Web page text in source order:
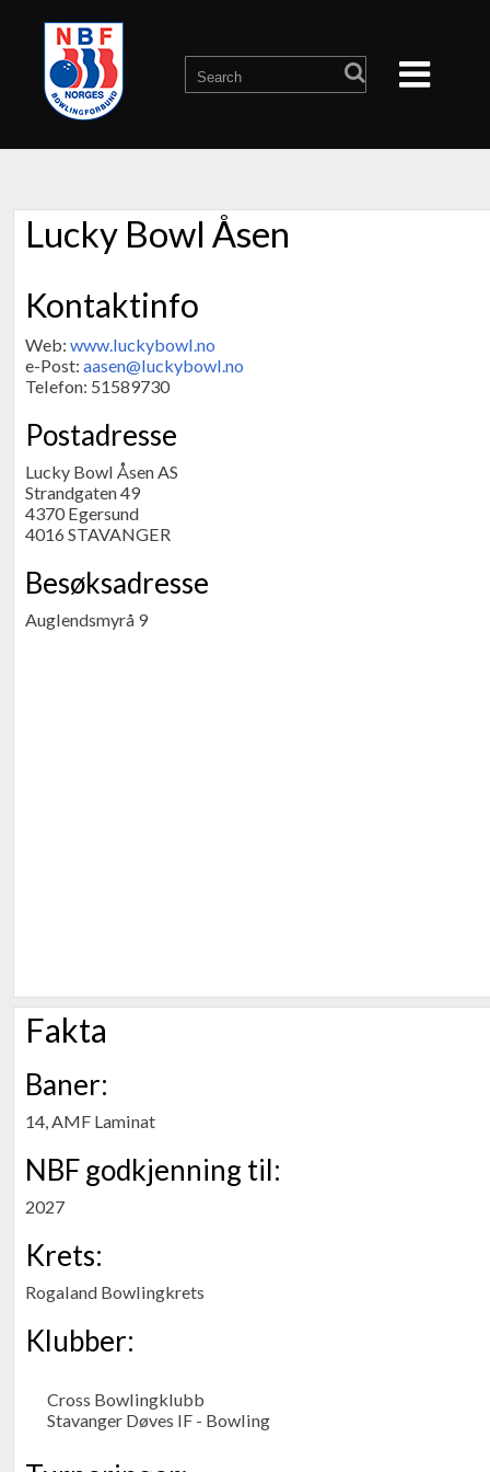
Lucky Bowl Åsen
Kontaktinfo
Web: www.luckybowl.no
e-Post: aasen@luckybowl.no
Telefon: 51589730
Postadresse
Lucky Bowl Åsen AS
Strandgaten 49
4370 Egersund
4016 STAVANGER
Besøksadresse
Auglendsmyrå 9
Fakta
Baner:
14, AMF Laminat
NBF godkjenning til:
2027
Krets:
Rogaland Bowlingkrets
Klubber:
Cross Bowlingklubb
Stavanger Døves IF - Bowling